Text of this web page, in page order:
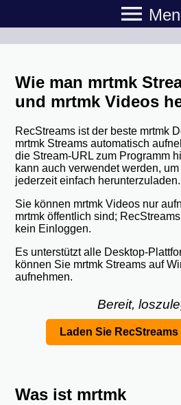
menu
Wie man mrtmk
und mrtmk Videos
RecStreams ist der beste mrtmk
mrtmk Streams automatisch
die Stream-URL zum Programm
kann auch verwendet werden,
jederzeit einfach herunterzuladen.
Sie können mrtmk Videos nur
mrtmk öffentlich sind;
kein Einloggen.
Es unterstützt alle Desktop-
können Sie mrtmk Streams auf
aufnehmen.
Bereit,
Laden Sie
Was ist mrtmk